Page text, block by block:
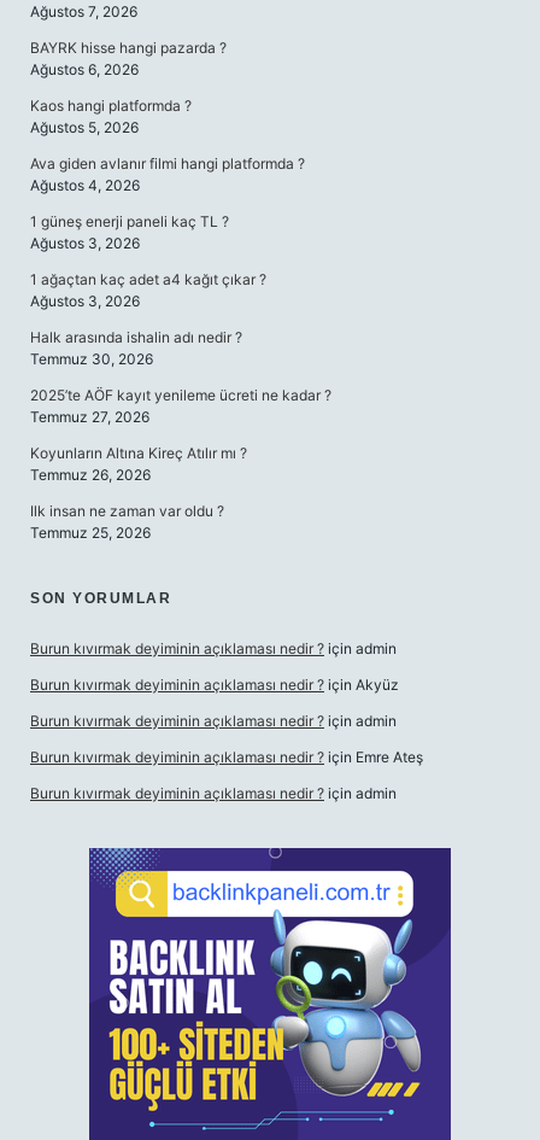
Ağustos 7, 2026
BAYRK hisse hangi pazarda ?
Ağustos 6, 2026
Kaos hangi platformda ?
Ağustos 5, 2026
Ava giden avlanır filmi hangi platformda ?
Ağustos 4, 2026
1 güneş enerji paneli kaç TL ?
Ağustos 3, 2026
1 ağaçtan kaç adet a4 kağıt çıkar ?
Ağustos 3, 2026
Halk arasında ishalin adı nedir ?
Temmuz 30, 2026
2025’te AÖF kayıt yenileme ücreti ne kadar ?
Temmuz 27, 2026
Koyunların Altına Kireç Atılır mı ?
Temmuz 26, 2026
Ilk insan ne zaman var oldu ?
Temmuz 25, 2026
SON YORUMLAR
Burun kıvırmak deyiminin açıklaması nedir ? için admin
Burun kıvırmak deyiminin açıklaması nedir ? için Akyüz
Burun kıvırmak deyiminin açıklaması nedir ? için admin
Burun kıvırmak deyiminin açıklaması nedir ? için Emre Ateş
Burun kıvırmak deyiminin açıklaması nedir ? için admin